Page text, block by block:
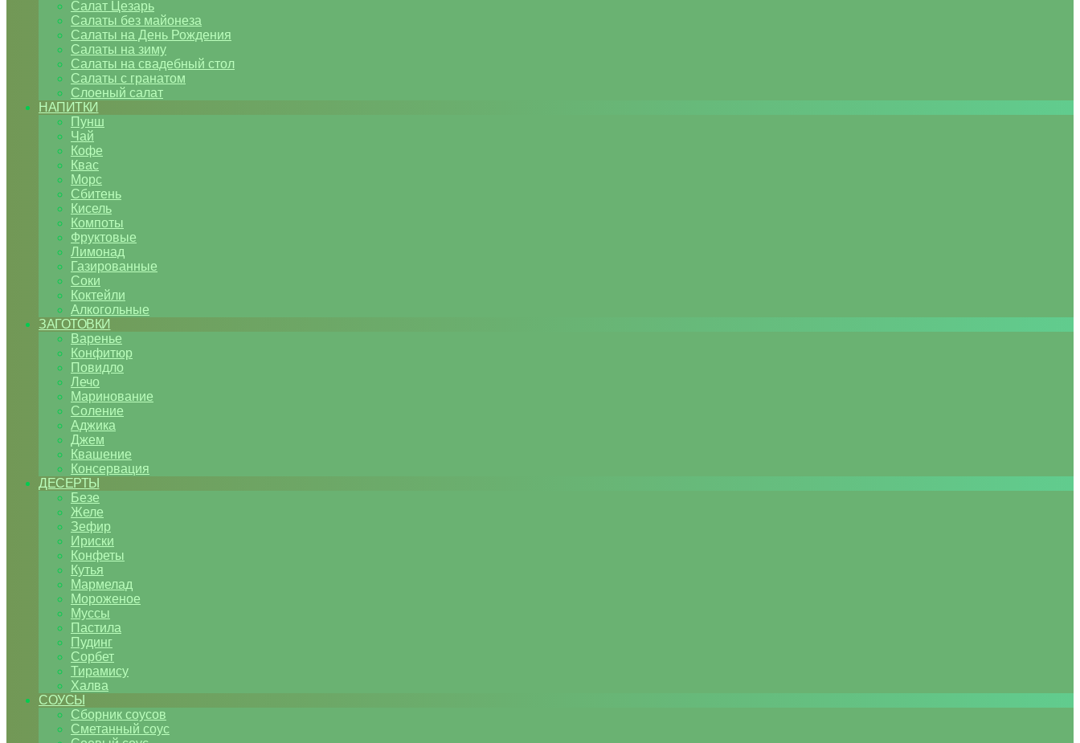
Салат Цезарь
Салаты без майонеза
Салаты на День Рождения
Салаты на зиму
Салаты на свадебный стол
Салаты с гранатом
Слоеный салат
НАПИТКИ
Пунш
Чай
Кофе
Квас
Морс
Сбитень
Кисель
Компоты
Фруктовые
Лимонад
Газированные
Соки
Коктейли
Алкогольные
ЗАГОТОВКИ
Варенье
Конфитюр
Повидло
Лечо
Маринование
Соление
Аджика
Джем
Квашение
Консервация
ДЕСЕРТЫ
Безе
Желе
Зефир
Ириски
Конфеты
Кутья
Мармелад
Мороженое
Муссы
Пастила
Пудинг
Сорбет
Тирамису
Халва
СОУСЫ
Сборник соусов
Сметанный соус